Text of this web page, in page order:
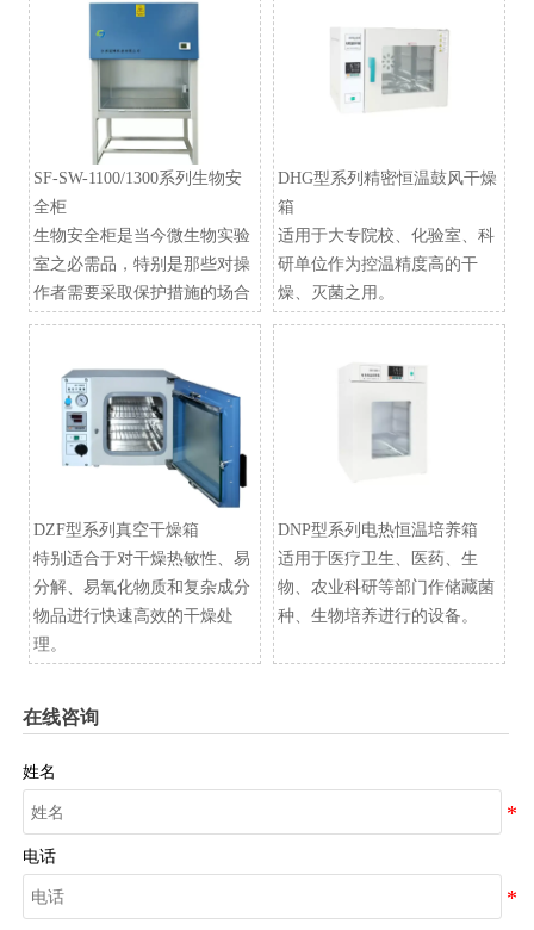
SF-SW-1100/1300系列生物安
全柜
生物安全柜是当今微生物实验
室之必需品，特别是那些对操
作者需要采取保护措施的场合
DHG型系列精密恒温鼓风干燥
箱
适用于大专院校、化验室、科
研单位作为控温精度高的干
燥、灭菌之用。
DZF型系列真空干燥箱
特别适合于对干燥热敏性、易
分解、易氧化物质和复杂成分
物品进行快速高效的干燥处
理。
​DNP型系列电热恒温培养箱
适用于医疗卫生、医药、生
物、农业科研等部门作储藏菌
种、生物培养进行的设备。
在线咨询
姓名
电话